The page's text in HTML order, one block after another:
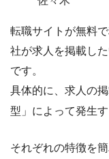
転職サイトが無料で
社が求人を掲載し
です。
具体的に、求人の掲
型 」によって発生
それぞれの特徴を